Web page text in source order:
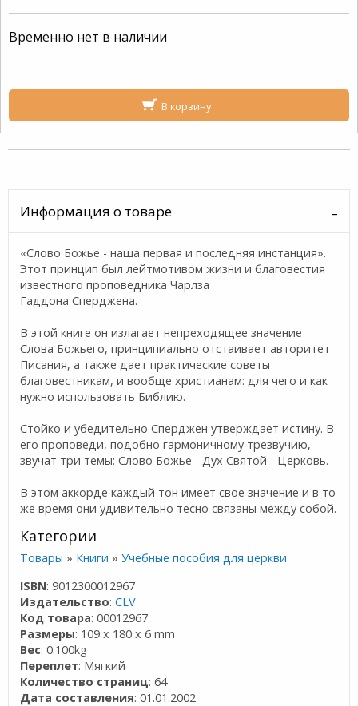
Временно нет в наличии
В корзину
Информация о товаре
«Слово Божье - наша первая и последняя инстанция».
Этот принцип был лейтмотивом жизни и благовестия
известного проповедника Чарлза
Гаддона Сперджена.
В этой книге он излагает непреходящее значение
Слова Божьего, принципиально отстаивает авторитет
Писания, а также дает практические советы
благовестникам, и вообще христианам: для чего и как
нужно использовать Библию.
Стойко и убедительно Сперджен утверждает истину. В
его проповеди, подобно гармоничному трезвучию,
звучат три темы: Слово Божье - Дух Святой - Церковь.
В этом аккорде каждый тон имеет свое значение и в то
же время они удивительно тесно связаны между собой.
Категории
Товары » Книги »Учебные пособия для церкви
ISBN: 9012300012967
Издательство:CLV
Код товара: 00012967
Размеры: 109 x 180 x 6 mm
Вес: 0.100kg
Переплет: Мягкий
Количество страниц: 64
Дата составления: 01.01.2002